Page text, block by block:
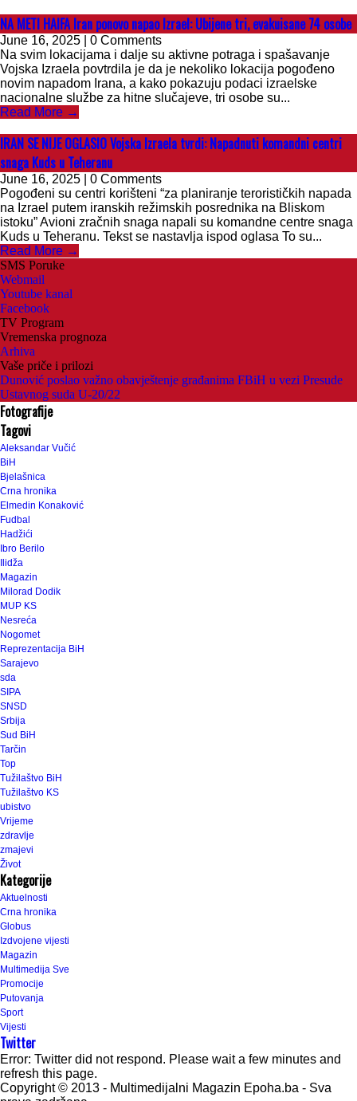
NA METI HAIFA Iran ponovo napao Izrael: Ubijene tri, evakuisane 74 osobe
June 16, 2025 | 0 Comments
Na svim lokacijama i dalje su aktivne potraga i spašavanje
Vojska Izraela povtrdila je da je nekoliko lokacija pogođeno
novim napadom Irana, a kako pokazuju podaci izraelske
nacionalne službe za hitne slučajeve, tri osobe su...
Read More →
IRAN SE NIJE OGLASIO Vojska Izraela tvrdi: Napadnuti komandni centri
snaga Kuds u Teheranu
June 16, 2025 | 0 Comments
Pogođeni su centri korišteni “za planiranje terorističkih napada
na Izrael putem iranskih režimskih posrednika na Bliskom
istoku” Avioni zračnih snaga napali su komandne centre snaga
Kuds u Teheranu. Tekst se nastavlja ispod oglasa To su...
Read More →
SMS Poruke
Webmail
Youtube kanal
Facebook
TV Program
Vremenska prognoza
Arhiva
Vaše priče i prilozi
Dunović poslao važno obavještenje građanima FBiH u vezi Presude
Ustavnog suda U-20/22
Fotografije
Tagovi
Aleksandar Vučić
BiH
Bjelašnica
Crna hronika
Elmedin Konaković
Fudbal
Hadžići
Ibro Berilo
Ilidža
Magazin
Milorad Dodik
MUP KS
Nesreća
Nogomet
Reprezentacija BiH
Sarajevo
sda
SIPA
SNSD
Srbija
Sud BiH
Tarčin
Top
Tužilaštvo BiH
Tužilaštvo KS
ubistvo
Vrijeme
zdravlje
zmajevi
Život
Kategorije
Aktuelnosti
Crna hronika
Globus
Izdvojene vijesti
Magazin
Multimedija Sve
Promocije
Putovanja
Sport
Vijesti
Twitter
Error: Twitter did not respond. Please wait a few minutes and
refresh this page.
Copyright © 2013 - Multimedijalni Magazin Epoha.ba - Sva